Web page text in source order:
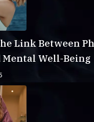
Link Between
Mental Well-Being